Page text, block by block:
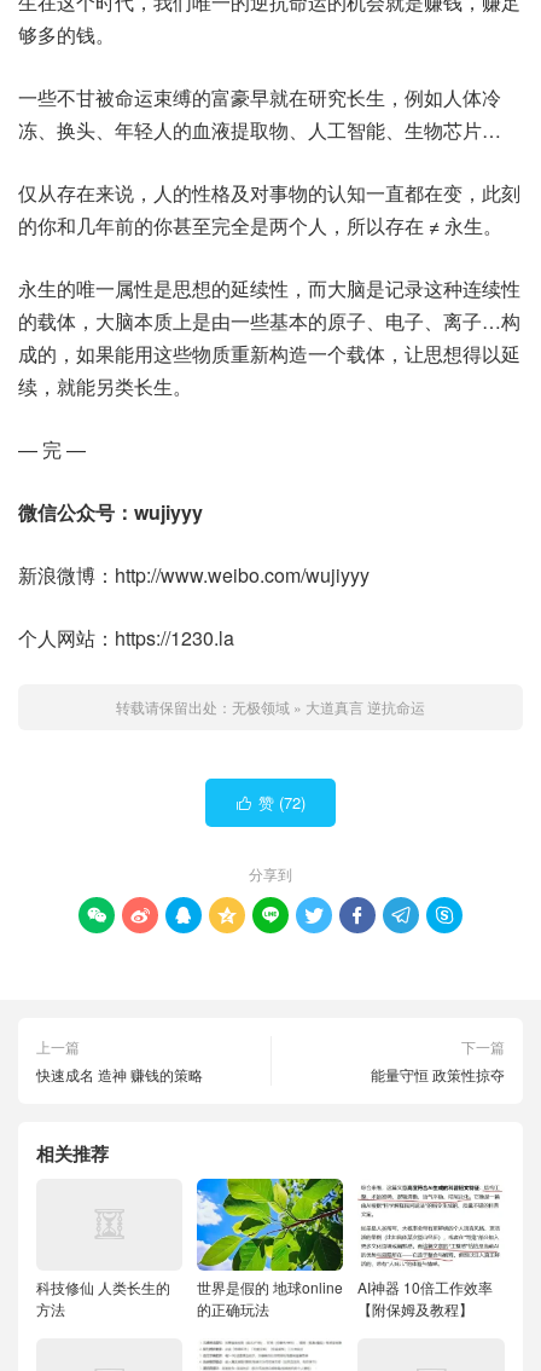
够多的钱。
一些不甘被命运束缚的富豪早就在研究长生，例如人体冷
冻、换头、年轻人的血液提取物、人工智能、生物芯片…
仅从存在来说，人的性格及对事物的认知一直都在变，此刻
的你和几年前的你甚至完全是两个人，所以存在 ≠ 永生。
永生的唯一属性是思想的延续性，而大脑是记录这种连续性
的载体，大脑本质上是由一些基本的原子、电子、离子…构
成的，如果能用这些物质重新构造一个载体，让思想得以延
续，就能另类长生。
— 完 —
微信公众号：wujiyyy
新浪微博：http://www.weibo.com/wujiyyy
个人网站：https://1230.la
转载请保留出处： 无极领域 » 大道真言 逆抗命运
 赞 (72)
分享到
        
上一篇
快速成名 造神 赚钱的策略
下一篇
能量守恒 政策性掠夺
相关推荐
科技修仙 人类长生的
方法
世界是假的 地球online
的正确玩法
AI神器 10倍工作效率
【附保姆及教程】